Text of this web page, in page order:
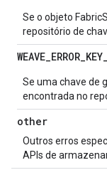
Se o objeto
repositório de
WEAVE_ERROR_KEY_
Se uma chave de
encontrada no
other
Outros erros
APIs de